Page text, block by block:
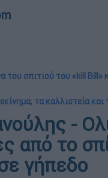
του σπιτιού του «kill
τα καλλιστεία και
-
από το
γήπεδο